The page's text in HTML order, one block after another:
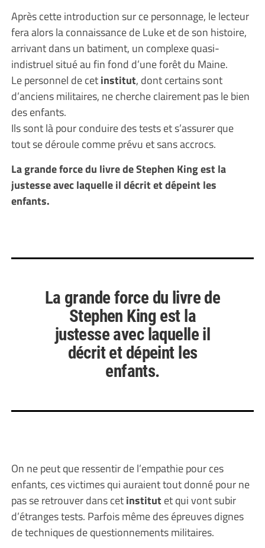
Après cette introduction sur ce personnage, le lecteur
fera alors la connaissance de Luke et de son histoire,
arrivant dans un batiment, un complexe quasi-
indistruel situé au fin fond d’une forêt du Maine.
Le personnel de cetinstitut, dont certains sont
d’anciens militaires, ne cherche clairement pas le bien
des enfants.
Ils sont là pour conduire des tests et s’assurer que
tout se déroule comme prévu et sans accrocs.
La grande force du livre de Stephen King est la
justesse avec laquelle il décrit et dépeint les
enfants.
La grande force du livre de
Stephen King est la
justesse avec laquelle il
décrit et dépeint les
enfants.
On ne peut que ressentir de l’empathie pour ces
enfants, ces victimes qui auraient tout donné pour ne
pas se retrouver dans cetinstitut et qui vont subir
d’étranges tests. Parfois même des épreuves dignes
de techniques de questionnements militaires.